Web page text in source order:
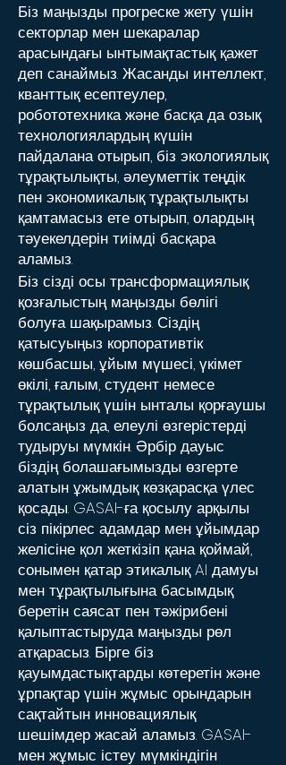
Біз маңызды прогреске жету үшін
секторлар мен шекаралар
арасындағы ынтымақтастық қажет
деп санаймыз. Жасанды интеллект,
кванттық есептеулер,
робототехника және басқа да озық
технологиялардың күшін
пайдалана отырып, біз экологиялық
тұрақтылықты, әлеуметтік теңдік
пен экономикалық тұрақтылықты
қамтамасыз ете отырып, олардың
тәуекелдерін тиімді басқара
аламыз.
Біз сізді осы трансформациялық
қозғалыстың маңызды бөлігі
болуға шақырамыз. Сіздің
қатысуыңыз корпоративтік
көшбасшы, ұйым мүшесі, үкімет
өкілі, ғалым, студент немесе
тұрақтылық үшін ынталы қорғаушы
болсаңыз да, елеулі өзгерістерді
тудыруы мүмкін. Әрбір дауыс
біздің болашағымызды өзгерте
алатын ұжымдық көзқарасқа үлес
қосады. GASAI-ға қосылу арқылы
сіз пікірлес адамдар мен ұйымдар
желісіне қол жеткізіп қана қоймай,
сонымен қатар этикалық AI дамуы
мен тұрақтылығына басымдық
беретін саясат пен тәжірибені
қалыптастыруда маңызды рөл
атқарасыз. Бірге біз
қауымдастықтарды көтеретін және
ұрпақтар үшін жұмыс орындарын
сақтайтын инновациялық
шешімдер жасай аламыз. GASAI-
мен жұмыс істеу мүмкіндігін